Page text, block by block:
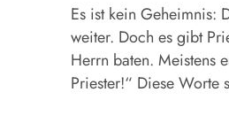
Es ist kein Geheimnis:
weiter. Doch es gibt
Herrn baten. Meistens
Priester!“ Diese